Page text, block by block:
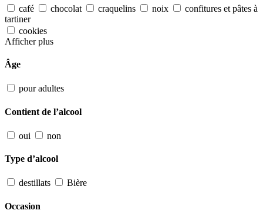
café chocolat craquelins noix
confitures et pâtes à
tartiner
cookies
Afficher plus
Âge
pour adultes
Contient de l’alcool
oui non
Type d’alcool
destillats Bière
Occasion